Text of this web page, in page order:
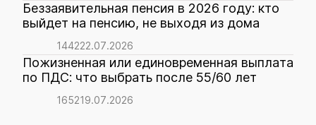
Беззаявительная пенсия в 2026 году: кто
выйдет на пенсию, не выходя из дома
144222.07.2026
Пожизненная или единовременная выплата
по ПДС: что выбрать после 55/60 лет
165219.07.2026